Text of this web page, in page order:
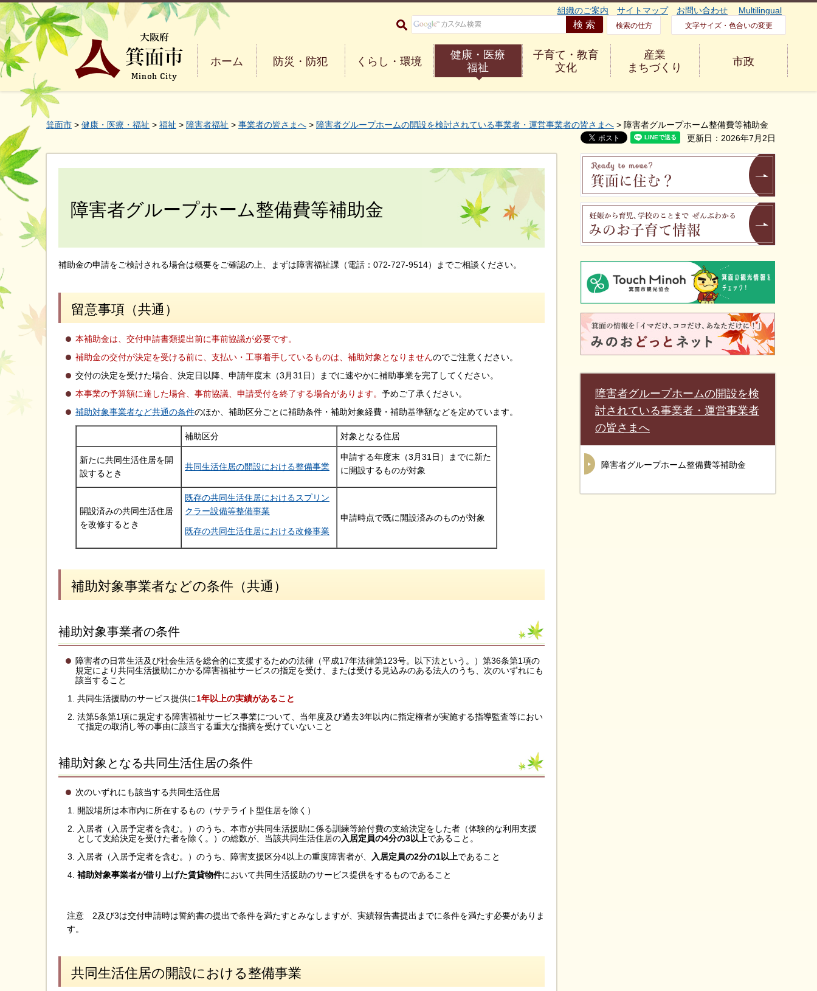
大阪府箕面市 Minoh City
組織のご案内 サイトマップ お問い合わせ Multilingual
検索の仕方 文字サイズ・色合いの変更
ホーム 防災・防犯 くらし・環境
健康・医療
福祉
子育て・教育
文化
産業
まちづくり
市政
箕面市 > 健康・医療・福祉 > 福祉 > 障害者福祉 > 事業者の皆さまへ > 障害者グループホームの開設を検討されている事業者・運営事業者の皆さまへ > 障害者グループホーム整備費等補助金
更新日：2026年7月2日
障害者グループホーム整備費等補助金
補助金の申請をご検討される場合は概要をご確認の上、まずは障害福祉課（電話：072-727-9514）までご相談ください。
留意事項（共通）
本補助金は、交付申請書類提出前に事前協議が必要です。
補助金の交付が決定を受ける前に、支払い・工事着手しているものは、補助対象となりませんのでご注意ください。
交付の決定を受けた場合、決定日以降、申請年度末（3月31日）までに速やかに補助事業を完了してください。
本事業の予算額に達した場合、事前協議、申請受付を終了する場合があります。 予めご了承ください。
補助対象事業者など共通の条件のほか、補助区分ごとに補助条件・補助対象経費・補助基準額などを定めています。
補助区分 対象となる住居
新たに共同生活住居を開
設するとき
共同生活住居の開設における整備事業
申請する年度末（3月31日）までに新た
に開設するものが対象
開設済みの共同生活住居
を改修するとき
既存の共同生活住居におけるスプリン
クラー設備等整備事業
既存の共同生活住居における改修事業
申請時点で既に開設済みのものが対象
補助対象事業者などの条件（共通）
補助対象事業者の条件
障害者の日常生活及び社会生活を総合的に支援するための法律（平成17年法律第123号。以下法という。）第36条第1項の
規定により共同生活援助にかかる障害福祉サービスの指定を受け、または受ける見込みのある法人のうち、次のいずれにも
該当すること
共同生活援助のサービス提供に1年以上の実績があること
法第5条第1項に規定する障害福祉サービス事業について、当年度及び過去3年以内に指定権者が実施する指導監査等におい
て指定の取消し等の事由に該当する重大な指摘を受けていないこと
補助対象となる共同生活住居の条件
次のいずれにも該当する共同生活住居
開設場所は本市内に所在するもの（サテライト型住居を除く）
入居者（入居予定者を含む。）のうち、本市が共同生活援助に係る訓練等給付費の支給決定をした者（体験的な利用支援
として支給決定を受けた者を除く。）の総数が、当該共同生活住居の入居定員の4分の3以上であること。
入居者（入居予定者を含む。）のうち、障害支援区分4以上の重度障害者が、 入居定員の2分の1以上であること
補助対象事業者が借り上げた賃貸物件において共同生活援助のサービス提供をするものであること
注意 2及び3は交付申請時は誓約書の提出で条件を満たすとみなしますが、実績報告書提出までに条件を満たす必要がありま
す。
共同生活住居の開設における整備事業
障害者グループホームの開設を検
討されている事業者・運営事業者
の皆さまへ
障害者グループホーム整備費等補助金